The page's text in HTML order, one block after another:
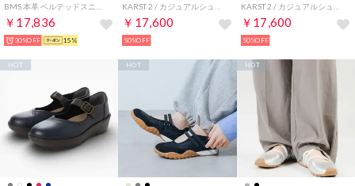
￥17,836
30%OFF 15%
￥17,600
50%OFF
￥17,600
50%OFF
HOT HOT HOT